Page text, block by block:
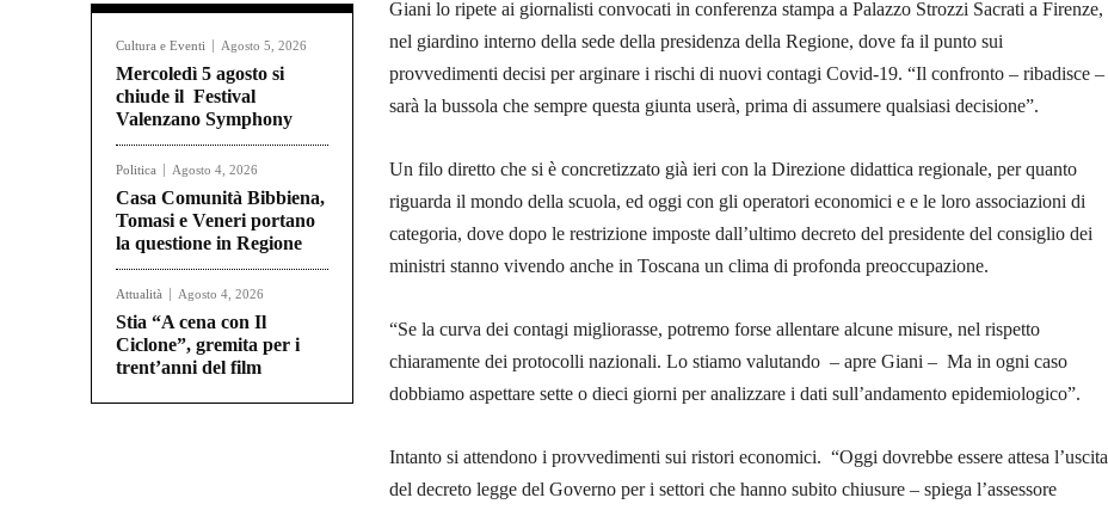
Cultura e Eventi Agosto 5, 2026
Mercoledì 5 agosto si
chiude il Festival
Valenzano Symphony
Politica Agosto 4, 2026
Casa Comunità Bibbiena,
Tomasi e Veneri portano
la questione in Regione
Attualità Agosto 4, 2026
Stia “A cena con Il
Ciclone”, gremita per i
trent’anni del film
Giani lo ripete ai giornalisti convocati in conferenza stampa a Palazzo Strozzi Sacrati a Firenze,
nel giardino interno della sede della presidenza della Regione, dove fa il punto sui
provvedimenti decisi per arginare i rischi di nuovi contagi Covid-19. “Il confronto – ribadisce –
sarà la bussola che sempre questa giunta userà, prima di assumere qualsiasi decisione”.
Un filo diretto che si è concretizzato già ieri con la Direzione didattica regionale, per quanto
riguarda il mondo della scuola, ed oggi con gli operatori economici e e le loro associazioni di
categoria, dove dopo le restrizione imposte dall’ultimo decreto del presidente del consiglio dei
ministri stanno vivendo anche in Toscana un clima di profonda preoccupazione.
“Se la curva dei contagi migliorasse, potremo forse allentare alcune misure, nel rispetto
chiaramente dei protocolli nazionali. Lo stiamo valutando – apre Giani – Ma in ogni caso
dobbiamo aspettare sette o dieci giorni per analizzare i dati sull’andamento epidemiologico”.
Intanto si attendono i provvedimenti sui ristori economici. “Oggi dovrebbe essere attesa l’uscita
del decreto legge del Governo per i settori che hanno subito chiusure – spiega l’assessore